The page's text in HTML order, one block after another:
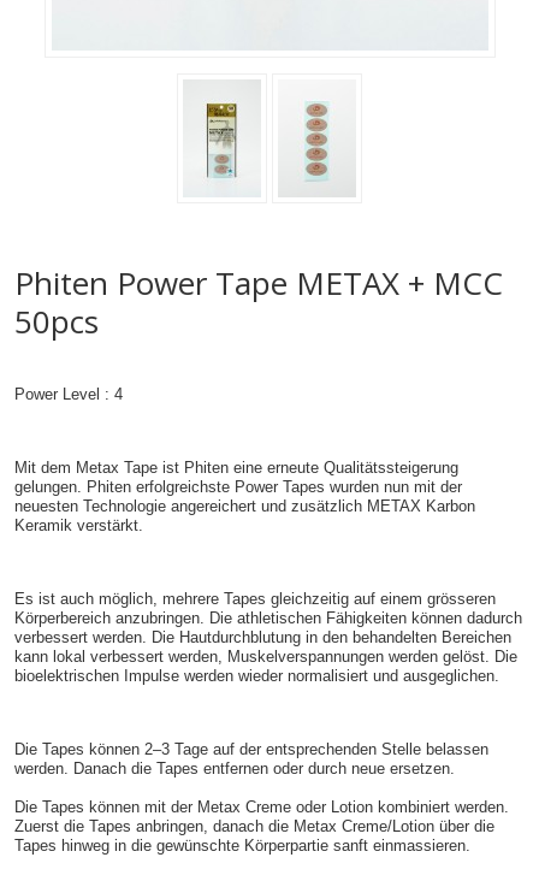
Phiten Power Tape METAX + MCC
50pcs
Power Level : 4
Mit dem Metax Tape ist Phiten eine erneute Qualitätssteigerung
gelungen. Phiten erfolgreichste Power Tapes wurden nun mit der
neuesten Technologie angereichert und zusätzlich METAX Karbon
Keramik verstärkt.
Es ist auch möglich, mehrere Tapes gleichzeitig auf einem grösseren
Körperbereich anzubringen. Die athletischen Fähigkeiten können dadurch
verbessert werden. Die Hautdurchblutung in den behandelten Bereichen
kann lokal verbessert werden, Muskelverspannungen werden gelöst. Die
bioelektrischen Impulse werden wieder normalisiert und ausgeglichen.
Die Tapes können 2–3 Tage auf der entsprechenden Stelle belassen
werden. Danach die Tapes entfernen oder durch neue ersetzen.
Die Tapes können mit der Metax Creme oder Lotion kombiniert werden.
Zuerst die Tapes anbringen, danach die Metax Creme/Lotion über die
Tapes hinweg in die gewünschte Körperpartie sanft einmassieren.